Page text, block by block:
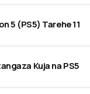
5 (PS5) Tarehe 11
Kuja na PS5